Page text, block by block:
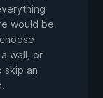
would be
wall, or
skip an